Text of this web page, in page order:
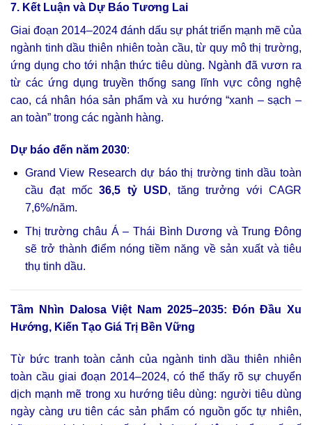
7. Kết Luận và Dự Báo Tương Lai
Giai đoạn 2014–2024 đánh dấu sự phát triển mạnh mẽ của
ngành tinh dầu thiên nhiên toàn cầu, từ quy mô thị trường,
ứng dụng cho tới nhận thức tiêu dùng. Ngành đã vươn ra
từ các ứng dụng truyền thống sang lĩnh vực công nghệ
cao, cá nhân hóa sản phẩm và xu hướng “xanh – sạch –
an toàn” trong các ngành hàng.
Dự báo đến năm 2030:
Grand View Research dự báo thị trường tinh dầu toàn
cầu đạt mốc36,5 tỷ USD, tăng trưởng với CAGR
7,6%/năm.
Thị trường châu Á – Thái Bình Dương và Trung Đông
sẽ trở thành điểm nóng tiềm năng về sản xuất và tiêu
thụ tinh dầu.
Tầm Nhìn Dalosa Việt Nam 2025–2035: Đón Đầu Xu
Hướng, Kiến Tạo Giá Trị Bền Vững
Từ bức tranh toàn cảnh của ngành tinh dầu thiên nhiên
toàn cầu giai đoạn 2014–2024, có thể thấy rõ sự chuyển
dịch mạnh mẽ trong xu hướng tiêu dùng: người tiêu dùng
ngày càng ưu tiên các sản phẩm có nguồn gốc tự nhiên,